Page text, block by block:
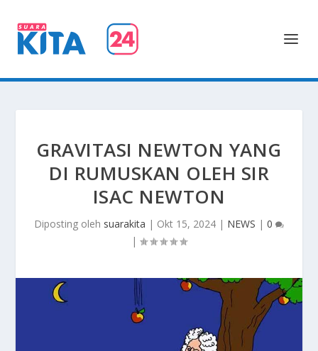
GRAVITASI NEWTON YANG
DI RUMUSKAN OLEH SIR
ISAC NEWTON
Diposting oleh suarakita | Okt 15, 2024 | NEWS | 0
|